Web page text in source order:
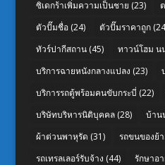
ซิเดกร้าเพิ่มความเป็นชาย (23)
ตัวปั๊มชื่อ(24) ตัวปั๊มราคาถูก
ทัวร์ปากีสถาน(45) ทาวน์โฮม น
บริการฉายหนังกลางแปลง (23)
บริการรถตู้พร้อมคนขับกระบี่ (22)
บริษัทบริหารนิติบุคคล(28) บ้าน
ผ้าต่วนพาหุรัด (31) รถขนของย้
รถเทรลเลอร์รับจ้าง (44) รักษาอ